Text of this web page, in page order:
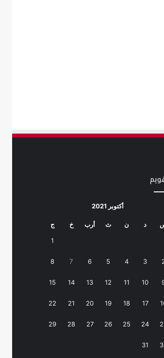
أكتوبر 2021
د ن ث أرب خ ج
1
3
4
5
6
7
8
10
11
12
13
14
15
17
18
19
20
21
22
24
25
26
27
28
29
31